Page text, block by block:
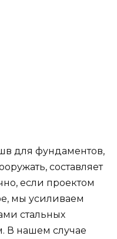
для фундаментов,
составляет
если проектом
мы усиливаем
стальных
В нашем случае